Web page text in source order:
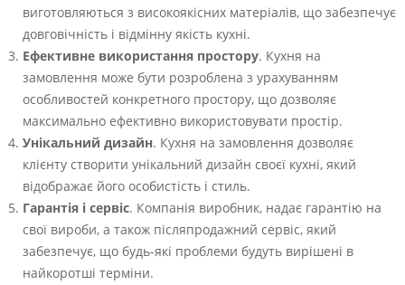
виготовляються з високоякісних матеріалів, що забезпечує
довговічність і відмінну якість кухні.
Ефективне використання простору. Кухня на
замовлення може бути розроблена з урахуванням
особливостей конкретного простору, що дозволяє
максимально ефективно використовувати простір.
Унікальний дизайн. Кухня на замовлення дозволяє
клієнту створити унікальний дизайн своєї кухні, який
відображає його особистість і стиль.
Гарантія і сервіс. Компанія виробник, надає гарантію на
свої вироби, а також післяпродажний сервіс, який
забезпечує, що будь-які проблеми будуть вирішені в
найкоротші терміни.